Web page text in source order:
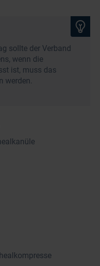
sollte der Verband
wenn die
ist, muss das
werden.